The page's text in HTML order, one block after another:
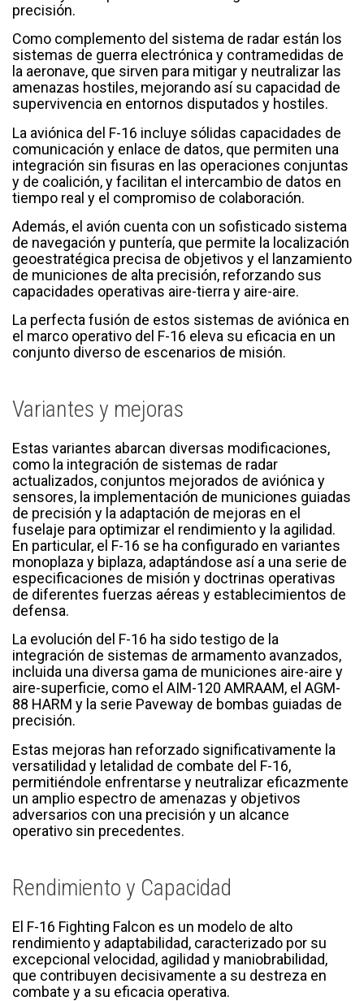
precisión.
Como complemento del sistema de radar están los
sistemas de guerra electrónica y contramedidas de
la aeronave, que sirven para mitigar y neutralizar las
amenazas hostiles, mejorando así su capacidad de
supervivencia en entornos disputados y hostiles.
La aviónica del F-16 incluye sólidas capacidades de
comunicación y enlace de datos, que permiten una
integración sin fisuras en las operaciones conjuntas
y de coalición, y facilitan el intercambio de datos en
tiempo real y el compromiso de colaboración.
Además, el avión cuenta con un sofisticado sistema
de navegación y puntería, que permite la localización
geoestratégica precisa de objetivos y el lanzamiento
de municiones de alta precisión, reforzando sus
capacidades operativas aire-tierra y aire-aire.
La perfecta fusión de estos sistemas de aviónica en
el marco operativo del F-16 eleva su eficacia en un
conjunto diverso de escenarios de misión.
Variantes y mejoras
Estas variantes abarcan diversas modificaciones,
como la integración de sistemas de radar
actualizados, conjuntos mejorados de aviónica y
sensores, la implementación de municiones guiadas
de precisión y la adaptación de mejoras en el
fuselaje para optimizar el rendimiento y la agilidad.
En particular, el F-16 se ha configurado en variantes
monoplaza y biplaza, adaptándose así a una serie de
especificaciones de misión y doctrinas operativas
de diferentes fuerzas aéreas y establecimientos de
defensa.
La evolución del F-16 ha sido testigo de la
integración de sistemas de armamento avanzados,
incluida una diversa gama de municiones aire-aire y
aire-superficie, como el AIM-120 AMRAAM, el AGM-
88 HARM y la serie Paveway de bombas guiadas de
precisión.
Estas mejoras han reforzado significativamente la
versatilidad y letalidad de combate del F-16,
permitiéndole enfrentarse y neutralizar eficazmente
un amplio espectro de amenazas y objetivos
adversarios con una precisión y un alcance
operativo sin precedentes.
Rendimiento y Capacidad
El F-16 Fighting Falcon es un modelo de alto
rendimiento y adaptabilidad, caracterizado por su
excepcional velocidad, agilidad y maniobrabilidad,
que contribuyen decisivamente a su destreza en
combate y a su eficacia operativa.